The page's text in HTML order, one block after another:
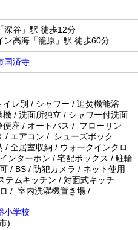
深谷」駅 徒歩12分
ン高海「籠原」駅 徒歩60分
国済寺
イレ別 / シャワー / 追焚機能浴
機 / 洗面所独立 / シャワー付洗面
便座 / オートバス / フローリン
/ エアコン / シューズボック
/ 全居室収納 / ウォークインクロ
ンターホン / 宅配ボックス / 駐輪
/ BS / 防犯カメラ / ネット使用
テムキッチン / 対面式キッチ
/ 室内洗濯機置き場 /
小学校
)